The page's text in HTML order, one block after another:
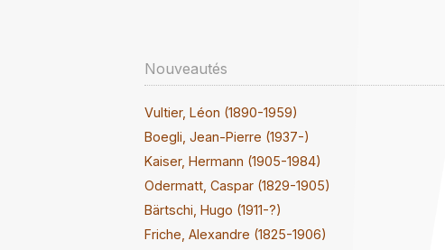
Nouveautés
Vultier, Léon (1890-1959)
Boegli, Jean-Pierre (1937-)
Kaiser, Hermann (1905-1984)
Odermatt, Caspar (1829-1905)
Bärtschi, Hugo (1911-?)
Friche, Alexandre (1825-1906)